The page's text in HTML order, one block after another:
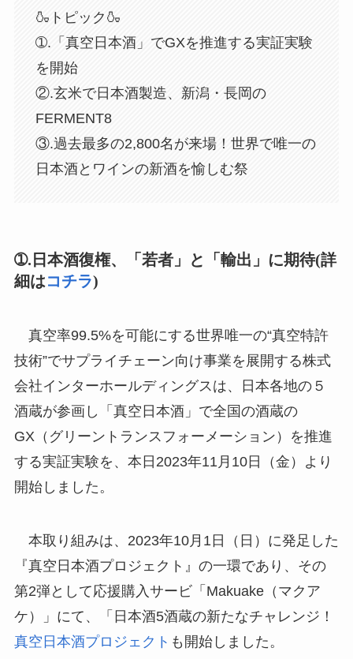
🍶トピック🍶
➀.「真空日本酒」でGXを推進する実証実験
を開始
②.玄米で日本酒製造、新潟・長岡の
FERMENT8
③.過去最多の2,800名が来場！世界で唯一の
日本酒とワインの新酒を愉しむ祭
➀.日本酒復権、「若者」と「輸出」に期待(詳
細はコチラ)
真空率99.5%を可能にする世界唯一の“真空特許
技術”でサプライチェーン向け事業を展開する株式
会社インターホールディングスは、日本各地の５
酒蔵が参画し「真空日本酒」で全国の酒蔵の
GX（グリーントランスフォーメーション）を推進
する実証実験を、本日2023年11月10日（金）より
開始しました。
本取り組みは、2023年10月1日（日）に発足した
『真空日本酒プロジェクト』の一環であり、その
第2弾として応援購入サービ「Makuake（マクア
ケ）」にて、「日本酒5酒蔵の新たなチャレンジ！
真空日本酒プロジェクト も開始しました。